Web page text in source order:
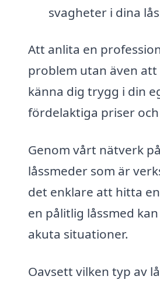
svagheter i dina
Att anlita en
problem utan även att
känna dig trygg i din
fördelaktiga priser
Genom vårt nätverk
låssmeder som är
det enklare att hitta
en pålitlig låssmed
akuta situationer.
Oavsett vilken typ av